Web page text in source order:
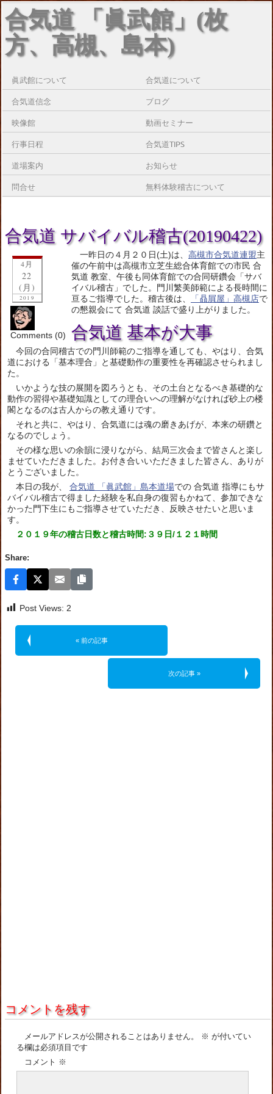
合気道 「眞武館」(枚
方、高槻、島本)
眞武館について 合気道について
合気道信念 ブログ
映像館 動画セミナー
行事日程 合気道TIPS
道場案内 お知らせ
問合せ 無料体験稽古について
合気道 サバイバル稽古(20190422)
4月
22
(月)
2019
Comments (0)
一昨日の４月２０日(土)は、 高槻市合気道連盟主
催の午前中は高槻市立芝生総合体育館での市民 合
気道 教室、午後も同体育館での合同研鑽会「サバ
イバル稽古」でした。門川繁美師範による長時間に
亘るご指導でした。稽古後は、
「贔屓屋」高槻店で
の懇親会にて 合気道 談話で盛り上がりました。
合気道 基本が大事
今回の合同稽古での門川師範のご指導を通しても、やはり、合気
道における「基本理合」と基礎動作の重要性を再確認させられまし
た。
いかような技の展開を図ろうとも、その土台となるべき基礎的な
動作の習得や基礎知識としての理合いへの理解がなければ砂上の楼
閣となるのは古人からの教え通りです。
それと共に、やはり、合気道には魂の磨きあげが、本来の研鑽と
なるのでしょう。
その様な思いの余韻に浸りながら、結局三次会まで皆さんと楽し
ませていただきました。お付き合いいただきました皆さん、ありが
とうございました。
本日の我が、 合気道 「眞武館」島本道場での 合気道 指導にもサ
バイバル稽古で得ました経験を私自身の復習もかねて、参加できな
かった門下生にもご指導させていただき、反映させたいと思いま
す。
２０１９年の稽古日数と稽古時間:３９日/１２１時間
Share:
Post Views: 2
« 前の記事
次の記事 »
コメントを残す
メールアドレスが公開されることはありません。 ※ が付いてい
る欄は必須項目です
コメント ※